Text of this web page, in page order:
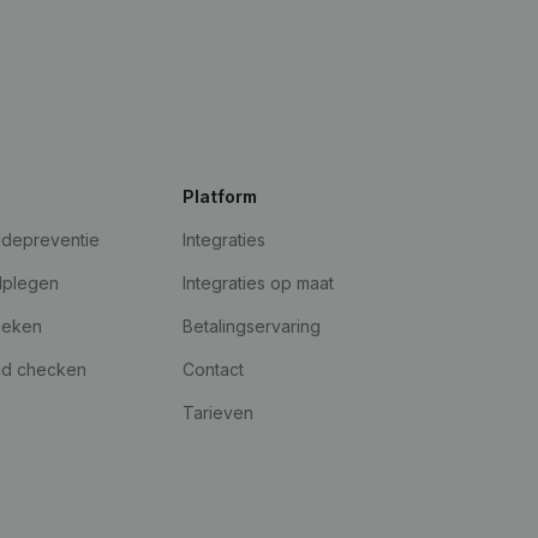
checken
Platform
Integraties
Integraties op maat
Betalingservaring
Contact
Tarieven